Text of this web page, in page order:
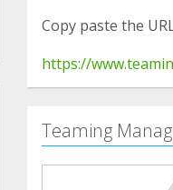
Copy paste the
https://
Teaming